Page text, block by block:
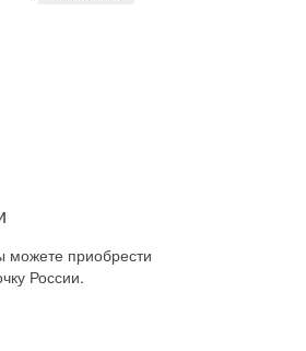
можете приобрести
России.